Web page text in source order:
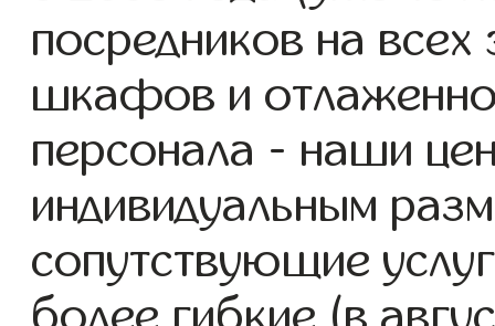
посредников на всех
шкафов и
персонала - наши
индивидуальным
сопутствующие